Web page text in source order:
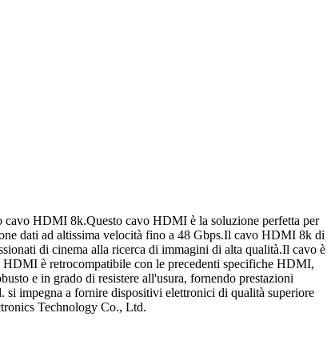
HDMI 8k.Questo cavo HDMI è la soluzione perfetta per
dati ad altissima velocità fino a 48 Gbps.Il cavo HDMI 8k di
di cinema alla ricerca di immagini di alta qualità.Il cavo è
HDMI è retrocompatibile con le precedenti specifiche HDMI,
e in grado di resistere all'usura, fornendo prestazioni
impegna a fornire dispositivi elettronici di qualità superiore
Technology Co., Ltd.